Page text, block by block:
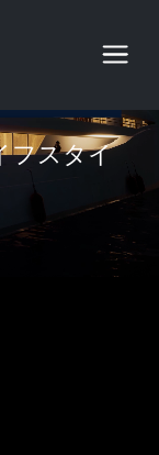
フスタイ